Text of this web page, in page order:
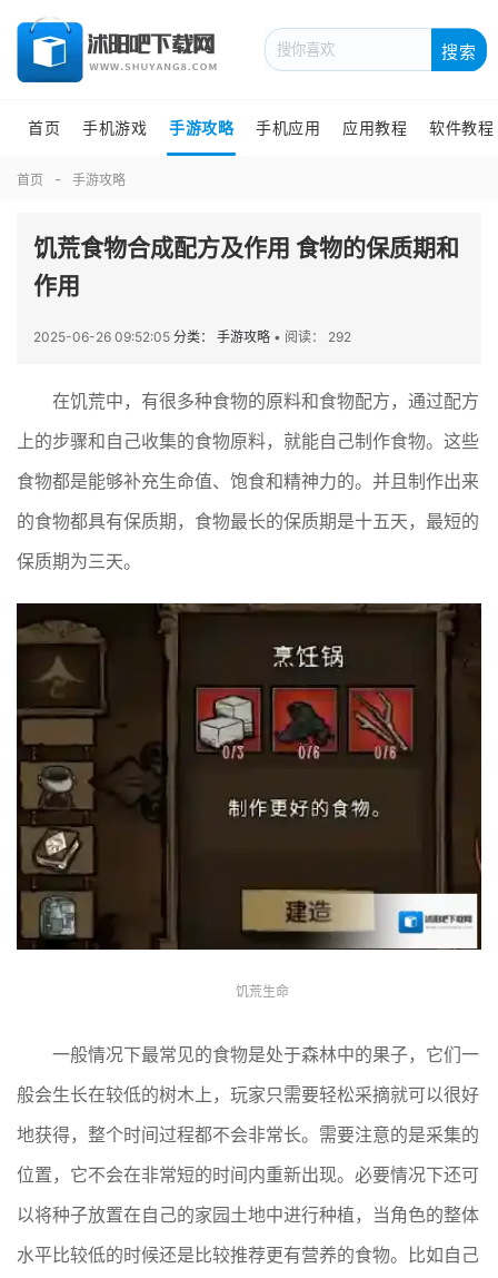
搜索
首页 手机游戏 手游攻略 手机应用 应用教程 软件教程
首页 手游攻略
饥荒食物合成配方及作用 食物的保质期和
作用
2025-06-26 09:52:05 分类： 手游攻略 • 阅读： 292
在饥荒中，有很多种食物的原料和食物配方，通过配方
上的步骤和自己收集的食物原料，就能自己制作食物。这些
食物都是能够补充生命值、饱食和精神力的。并且制作出来
的食物都具有保质期，食物最长的保质期是十五天，最短的
保质期为三天。
饥荒生命
一般情况下最常见的食物是处于森林中的果子，它们一
般会生长在较低的树木上，玩家只需要轻松采摘就可以很好
地获得，整个时间过程都不会非常长。需要注意的是采集的
位置，它不会在非常短的时间内重新出现。必要情况下还可
以将种子放置在自己的家园土地中进行种植，当角色的整体
水平比较低的时候还是比较推荐更有营养的食物。比如自己